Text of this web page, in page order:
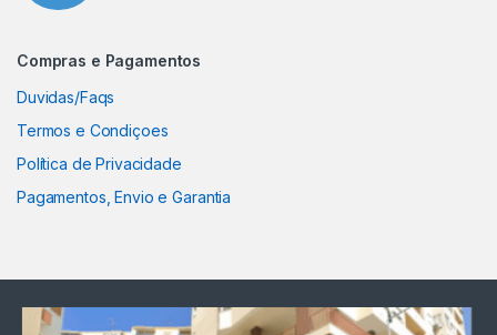
Compras e Pagamentos
Duvidas/Faqs
Termos e Condiçoes
Política de Privacidade
Pagamentos, Envio e Garantia